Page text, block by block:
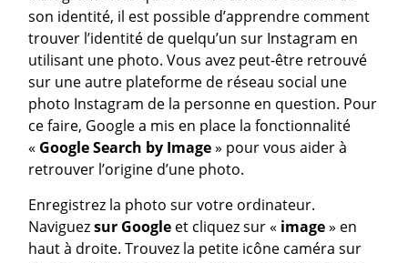
son identité, il est possible d’apprendre comment
trouver l’identité de quelqu’un sur Instagram en
utilisant une photo. Vous avez peut-être retrouvé
sur une autre plateforme de réseau social une
photo Instagram de la personne en question. Pour
ce faire, Google a mis en place la fonctionnalité
« Google Search by Image» pour vous aider à
retrouver l’origine d’une photo.
Enregistrez la photo sur votre ordinateur.
Naviguezsur Google et cliquez sur « image» en
haut à droite. Trouvez la petite icône caméra sur